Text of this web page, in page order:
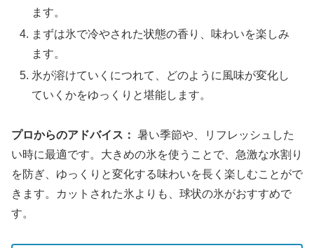
ます。
まずは氷で冷やされた状態の香り、味わいを楽しみ
ます。
氷が溶けていくにつれて、どのように風味が変化し
ていくかをゆっくりと堪能します。
プロからのアドバイス： 暑い季節や、リフレッシュした
い時に最適です。大きめの氷を使うことで、急激な水割り
を防ぎ、ゆっくりと変化する味わいを長く楽しむことがで
きます。カットされた氷よりも、球状の氷がおすすめで
す。